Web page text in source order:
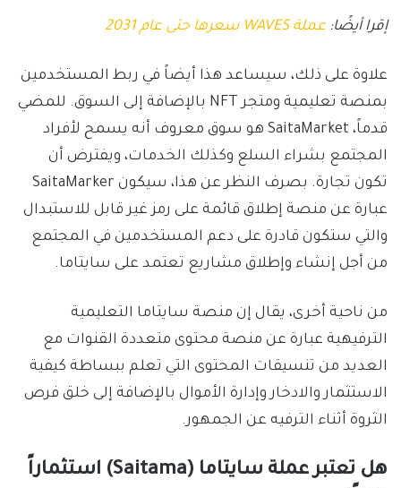
إقرا أيضًا: عملة WAVES سعرها حتى عام 2031
علاوة على ذلك، سيساعد هذا أيضاً في ربط المستخدمين
بمنصة تعليمية ومتجر NFT بالإضافة إلى السوق. للمضي
قدماً، SaitaMarket هو سوق معروف أنه يسمح لأفراد
المجتمع بشراء السلع وكذلك الخدمات، ويفترض أن
تكون تجارة. بصرف النظر عن هذا، سيكون SaitaMarker
عبارة عن منصة إطلاق قائمة على رمز غير قابل للاستبدال
والتي ستكون قادرة على دعم المستخدمين في المجتمع
من أجل إنشاء وإطلاق مشاريع تعتمد على سايتاما.
من ناحية أخرى، يقال إن منصة سايتاما التعليمية
الترفيهية عبارة عن منصة محتوى متعددة القنوات مع
العديد من تنسيقات المحتوى التي تعلم ببساطة كيفية
الاستثمار والادخار وإدارة الأموال بالإضافة إلى خلق فرص
الثروة أثناء الترفيه عن الجمهور.
هل تعتبر عملة سايتاما (Saitama) استثماراً